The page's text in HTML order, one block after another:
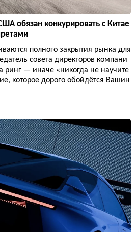
обязан конкурировать с Китае
полного закрытия рынка для
совета директоров компани
ринг — иначе «никогда не научите
которое дорого обойдётся Вашин